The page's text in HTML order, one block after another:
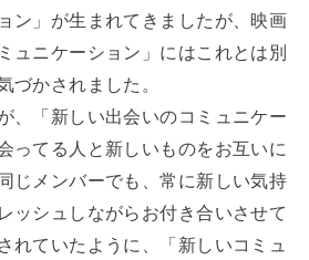
ン」が生まれてきましたが、映画
ュニケーション」にはこれとは別
づかされました。
、「新しい出会いのコミュニケー
ってる人と新しいものをお互いに
じメンバーでも、常に新しい気持
ッシュしながらお付き合いさせて
れていたように、「新しいコミュ